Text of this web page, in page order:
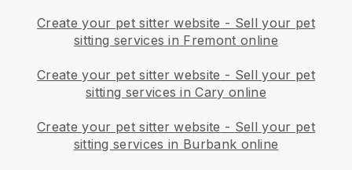
Create your pet sitter website - Sell your pet
sitting services in Fremont online
Create your pet sitter website - Sell your pet
sitting services in Cary online
Create your pet sitter website - Sell your pet
sitting services in Burbank online